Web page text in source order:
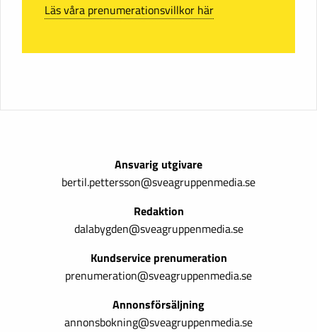
Läs våra prenumerationsvillkor här
Ansvarig utgivare
bertil.pettersson@sveagruppenmedia.se
Redaktion
dalabygden@sveagruppenmedia.se
Kundservice prenumeration
prenumeration@sveagruppenmedia.se
Annonsförsäljning
annonsbokning@sveagruppenmedia.se